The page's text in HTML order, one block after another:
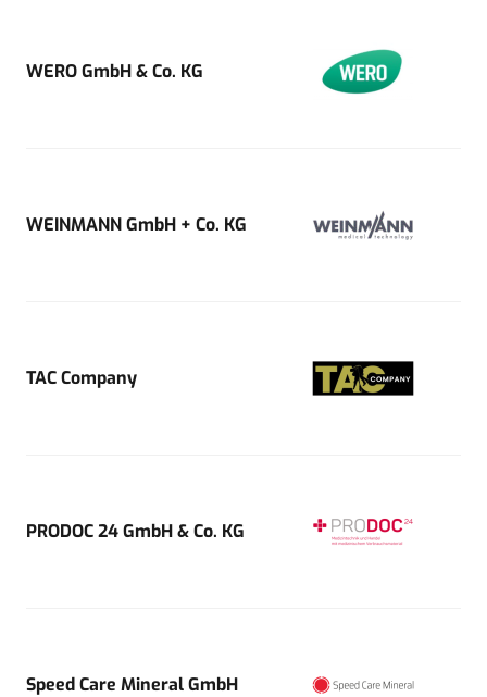
WERO GmbH & Co. KG
WEINMANN GmbH + Co. KG
TAC Company
PRODOC 24 GmbH & Co. KG
Speed Care Mineral GmbH